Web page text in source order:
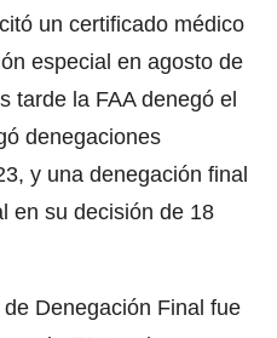
un certificado médico
especial en agosto de
tarde la FAA denegó el
denegaciones
y una denegación final
en su decisión de 18
Denegación Final fue